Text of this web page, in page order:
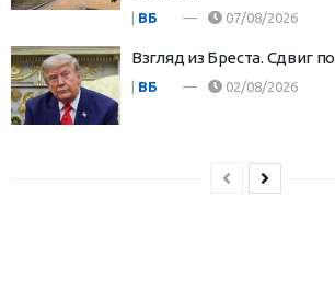
ВБ 07/08/2026
Взгляд из Бреста. Сдвиг
ВБ 02/08/2026